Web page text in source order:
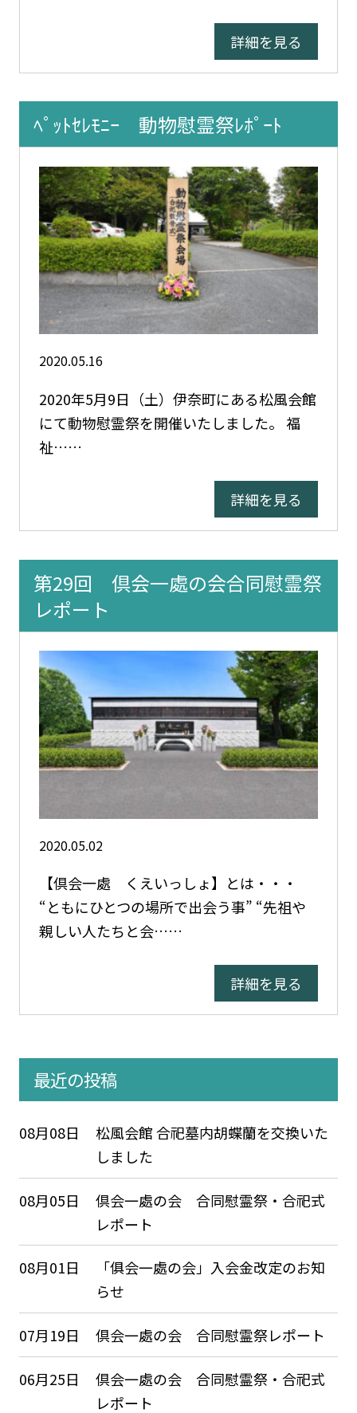
詳細を見る
ﾍﾟｯﾄｾﾚﾓﾆｰ 動物慰霊祭ﾚﾎﾟｰﾄ
2020.05.16
2020年5月9日（土）伊奈町にある松風会館
にて動物慰霊祭を開催いたしました。 福
祉……
詳細を見る
第29回 倶会一處の会合同慰霊祭
レポート
2020.05.02
【倶会一處 くえいっしょ】とは・・・
“ともにひとつの場所で出会う事” “先祖や
親しい人たちと会……
詳細を見る
最近の投稿
08月08日
松風会館 合祀墓内胡蝶蘭を交換いた
しました
08月05日
倶会一處の会 合同慰霊祭・合祀式
レポート
08月01日
「俱会一處の会」入会金改定のお知
らせ
07月19日 倶会一處の会 合同慰霊祭レポート
06月25日
倶会一處の会 合同慰霊祭・合祀式
レポート